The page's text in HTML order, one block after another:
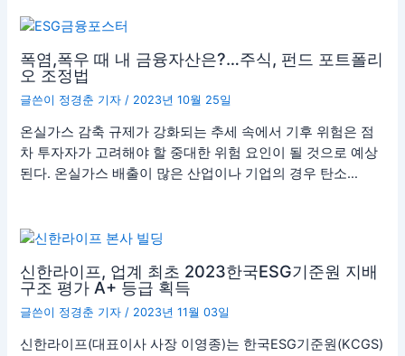
폭염,폭우 때 내 금융자산은?…주식, 펀드 포트폴리
오 조정법
글쓴이 정경춘 기자 / 2023년 10월 25일
온실가스 감축 규제가 강화되는 추세 속에서 기후 위험은 점
차 투자자가 고려해야 할 중대한 위험 요인이 될 것으로 예상
된다. 온실가스 배출이 많은 산업이나 기업의 경우 탄소…
신한라이프, 업계 최초 2023한국ESG기준원 지배
구조 평가 A+ 등급 획득
글쓴이 정경춘 기자 / 2023년 11월 03일
신한라이프(대표이사 사장 이영종)는 한국ESG기준원(KCGS)